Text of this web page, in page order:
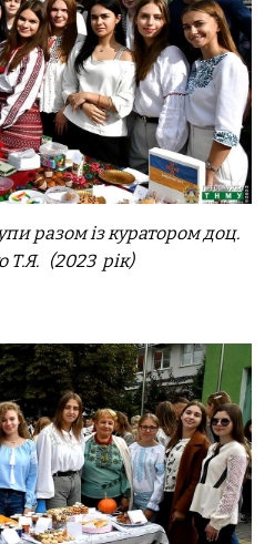
разом із куратором доц.
Т.Я. (2023 рік)